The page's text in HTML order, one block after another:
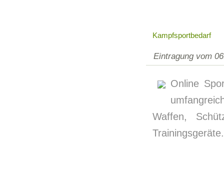
Kampfsportbedarf
Eintragung vom
Online
Waffen,
Trainingsgeräte.